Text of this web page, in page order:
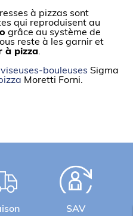
à pizzas sont
qui reproduisent au
grâce au système de
reste à les garnir et
à pizza.
bouleuses Sigma
Moretti Forni.
SAV